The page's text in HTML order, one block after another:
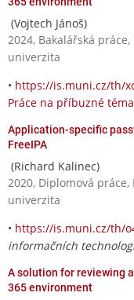
(Vojtech Jánoš)
2024, Bakalářská
univerzita
• https://is.muni.cz/th/
Práce na příbuzné téma
Application-specific
FreeIPA
(Richard Kalinec)
2020, Diplomová
univerzita
• https://is.muni.cz/th/
informačních
A solution for reviewing
365 environment